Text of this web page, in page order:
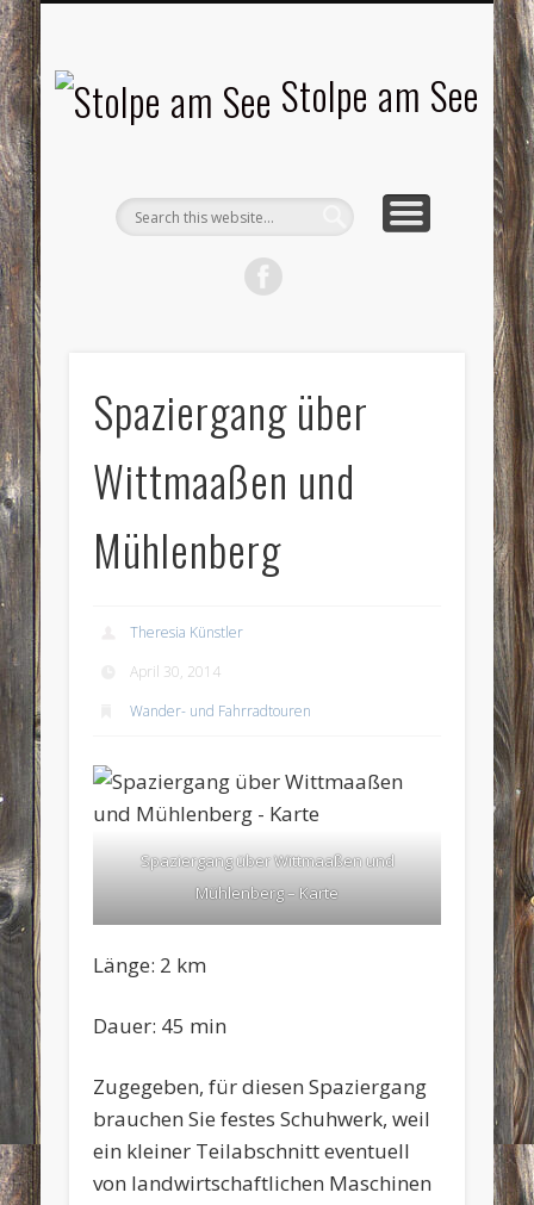
Stolpe am See
Spaziergang über
Wittmaaßen und
Mühlenberg
Theresia Künstler
April 30, 2014
Wander- und Fahrradtouren
Spaziergang über Wittmaaßen und
Mühlenberg – Karte
Länge: 2 km
Dauer: 45 min
Zugegeben, für diesen Spaziergang
brauchen Sie festes Schuhwerk, weil
ein kleiner Teilabschnitt eventuell
von landwirtschaftlichen Maschinen